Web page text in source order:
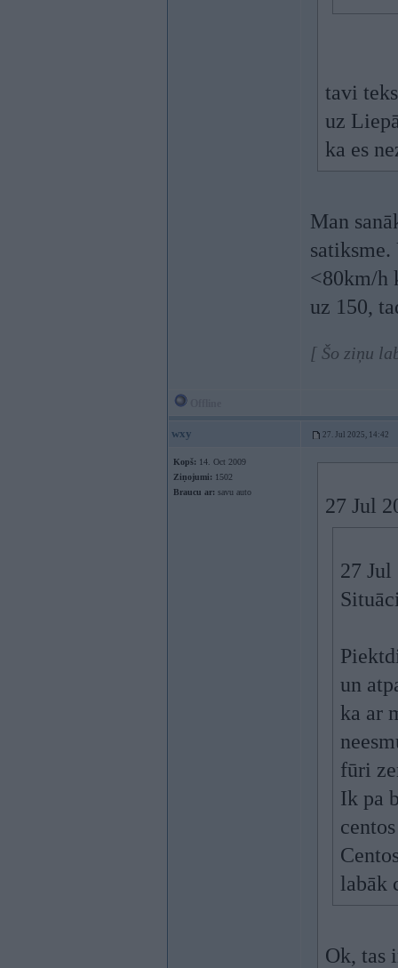
tavi
uz
ka es
Man
<80km/h
uz 150,
[ Šo ziņu
wxy 27. Jul 2025, 14:42
Kopš: 14. Oct 2009
Ziņojumi: 1502
Braucu ar: savu auto
27 Jul
27
un
ka ar
fūri
Ik pa
labāk
Ok, tas